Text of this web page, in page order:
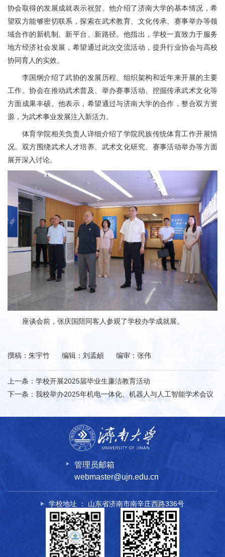
协会取得的发展成就表示祝贺。他介绍了济南大学的基本情况，希
望双方能够密切联系，探索在武术教育、文化传承、赛事举办等领
域合作的新机制、新平台、新路径。他指出，学校一直致力于服务
地方经济社会发展，希望通过此次交流活动，提升行业协会与高校
协同育人的实效。
李国纲介绍了武协的发展历程、组织架构和近年来开展的主要
工作。协会在推动武术普及、举办赛事活动、挖掘传承武术文化等
方面成果丰硕。他表示，希望通过与济南大学的合作，整合双方资
源，为武术事业发展注入新活力。
体育学院相关负责人详细介绍了学院民族传统体育工作开展情
况。双方围绕武术人才培养、武术文化研究、赛事活动举办等方面
展开深入讨论。
座谈会前，张庆国陪同客人参观了学校办学成就展。
撰稿：朱宇竹 编辑：刘孟頔 编审：张伟
上一条： 学校开展2025届毕业生廉洁教育活动
下一条： 我校举办2025年机电一体化、机器人与人工智能学术会议
管理员邮箱
webmaster@ujn.edu.cn
学校地址 ： 山东省济南市南辛庄西路336号